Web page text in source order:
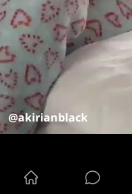
@akirianblack